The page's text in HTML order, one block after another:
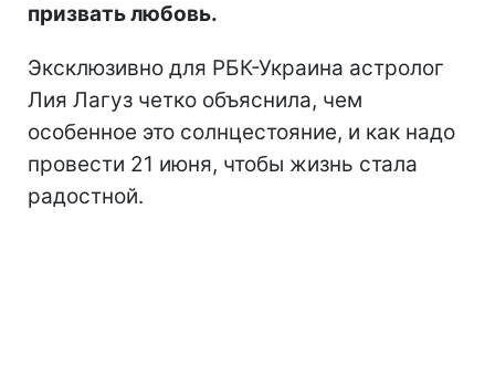
призвать любовь.
Эксклюзивно для РБК-Украина астролог
Лия Лагуз четко объяснила, чем
особенное это солнцестояние, и как надо
провести 21 июня, чтобы жизнь стала
радостной.